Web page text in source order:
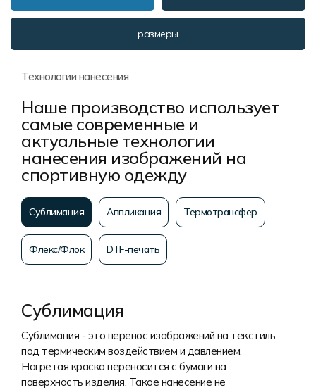
размеры
Технологии нанесения
Наше производство использует
самые современные и
актуальные технологии
нанесения изображений на
спортивную одежду
Сублимация Аппликация Термотрансфер
Флекс/Флок DTF-печать
Сублимация
Сублимация - это перенос изображений на текстиль
под термическим воздействием и давлением.
Нагретая краска переносится с бумаги на
поверхность изделия. Такое нанесение не